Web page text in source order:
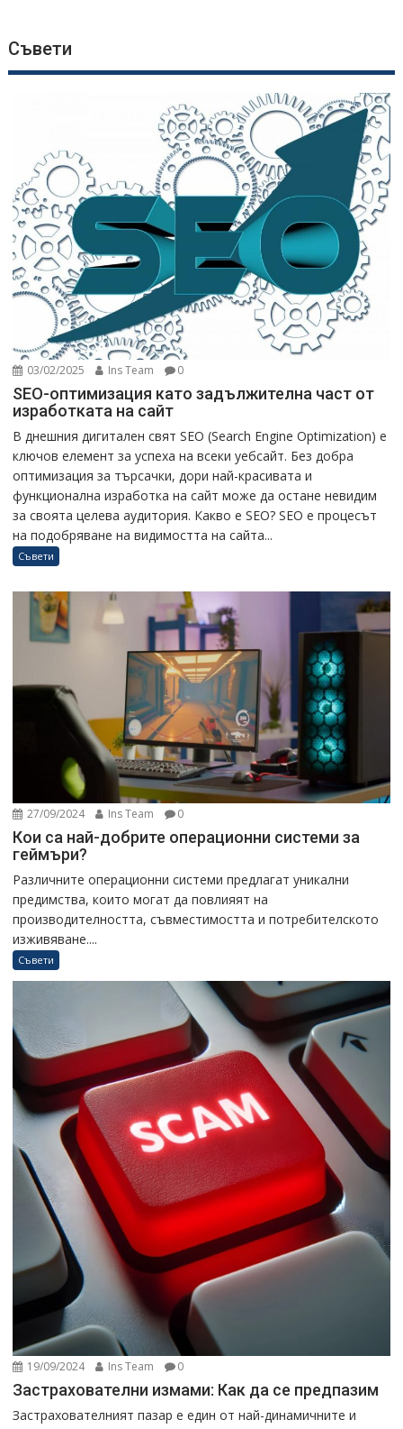
Съвети
03/02/2025 Ins Team 0
SEO-оптимизация като задължителна част от
изработката на сайт
В днешния дигитален свят SEO (Search Engine Optimization) е
ключов елемент за успеха на всеки уебсайт. Без добра
оптимизация за търсачки, дори най-красивата и
функционална изработка на сайт може да остане невидим
за своята целева аудитория. Какво е SEO? SEO е процесът
на подобряване на видимостта на сайта...
Съвети
27/09/2024 Ins Team 0
Кои са най-добрите операционни системи за
геймъри?
Различните операционни системи предлагат уникални
предимства, които могат да повлияят на
производителността, съвместимостта и потребителското
изживяване....
Съвети
19/09/2024 Ins Team 0
Застрахователни измами: Как да се предпазим
Застрахователният пазар е един от най-динамичните и